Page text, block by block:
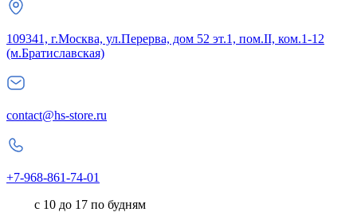
109341, г.Москва, ул.Перерва, дом 52 эт.1, пом.II, ком.1-12
(м.Братиславская)
contact@hs-store.ru
+7-968-861-74-01
с 10 до 17 по будням